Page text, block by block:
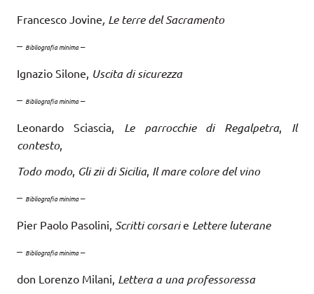
Francesco Jovine, Le terre del Sacramento
– Bibliografia minima–
Ignazio Silone, Uscita di sicurezza
– Bibliografia minima–
Leonardo Sciascia, Le parrocchie di Regalpetra, Il
contesto,
Todo modo, Gli zii di Sicilia, Il mare colore del vino
– Bibliografia minima–
Pier Paolo Pasolini, Scritti corsarie Lettere luterane
– Bibliografia minima–
don Lorenzo Milani, Lettera a una professoressa